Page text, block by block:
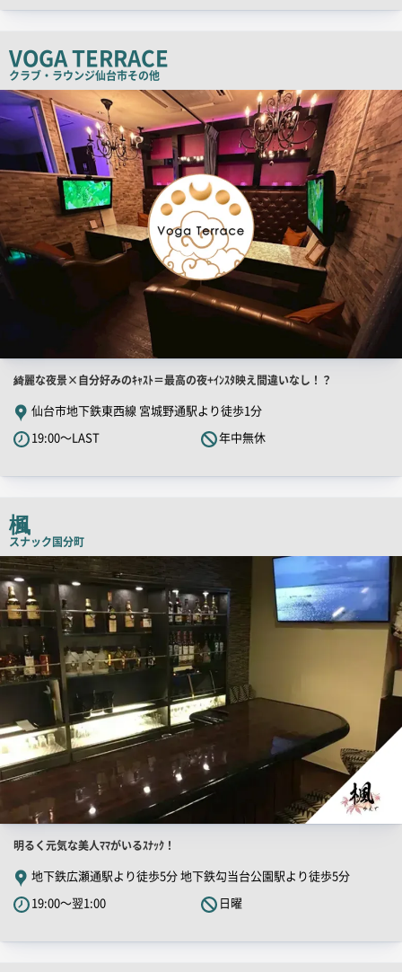
コ
ピ
ー
VOGA TERRACE
クラブ・ラウンジ仙台市その他
店
舗
PR
画
店
舗
PR
キ
コ
ピ
ー
綺麗な夜景×自分好みのｷｬｽﾄ＝最高の夜+ｲﾝｽﾀ映え間違いなし！？
仙台市地下鉄東西線 宮城野通駅より徒歩1分
19:00～LAST
年中無休
楓
スナック国分町
店
舗
PR
画
像
店
舗
PR
キ
明るく元気な美人ﾏﾏがいるｽﾅｯｸ！
地下鉄広瀬通駅より徒歩5分 地下鉄勾当台公園駅より徒歩5分
19:00～翌1:00
日曜